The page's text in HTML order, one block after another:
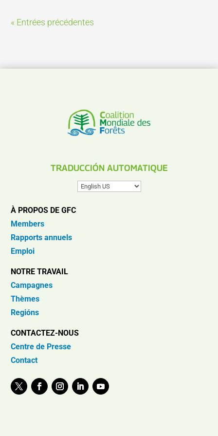
« Entrées précédentes
TRADUCCIÓN AUTOMATIQUE
À PROPOS DE GFC
Members
Rapports annuels
Emploi
NOTRE TRAVAIL
Campagnes
Thèmes
Regións
CONTACTEZ-NOUS
Centre de Presse
Contact